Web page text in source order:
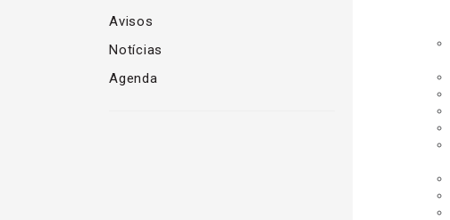
Avisos
Notícias
Agenda